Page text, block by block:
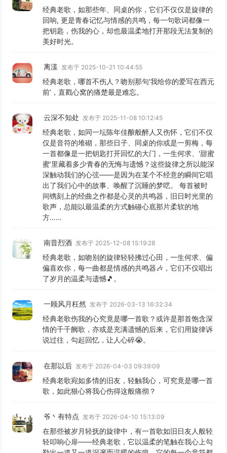
经典老歌，如那些年、同桌的你，它们不仅仅是旋律的
回响, 更是青春记忆与情感的共鸣，每一句歌词都像一
把钥匙，伤我的心，却也最温柔地打开那段无法复制的
美好时光。
离漾 发布于 2025-10-21 10:44:55
经典老歌，哪首不伤人？吻别那句'我给你的爱写在西元
前’，直戳心窝的痛楚最是难忘。
云深不知处 发布于 2025-11-08 10:12:45
经典老歌，如同一坛陈年佳酿般醉人又伤怀，它们不仅
仅是音符的堆砌，那些日子、同桌的你或是一剪梅，每
一首都像是一把钥匙打开回忆的大门，一生何求、'甜蜜
蜜’里藏着多少青春的无悔与遗憾？这些旋律之所以能深
深触动我们的心弦——是因为在某个不经意的瞬间它唱
出了我们心中的故事、唤醒了沉睡的梦呓。 每首被时
间镌刻上的经曲之作都是心灵的共鸣器，旧日时光里的
歌声，总能以最温柔的方式触碰心底那片柔软的地
方……
南昔烈酒 发布于 2025-12-08 15:19:28
经典老歌，如吻别的旋律轻轻拂过心田，一生何求、偏
偏喜欢你，每一曲都是情感的共鸣器🎶，它们不仅唱出
了岁月的温柔与遗憾🎵。
一顾风月枉然 发布于 2026-03-13 16:32:34
经典老歌伤我的心究竟是哪一首歌？或许是那首饱含深
情的千千阙歌，亦或是充满遗憾的后来，它们用旋律诉
说过往，勾起回忆，让人心碎😭。
在那以后 发布于 2026-04-03 09:39:09
经典老歌宛如多情的旧友，轻触我心，可究竟是哪一首
歌，如此狠心将我心伤得这般痛彻？
爷丶有特点 发布于 2026-04-10 15:13:09
在那些被岁月轻抚的旋律中，有一首歌如旧日友人般轻
轻叩响心扉——经典老歌，它以温柔的笔触在我心上勾